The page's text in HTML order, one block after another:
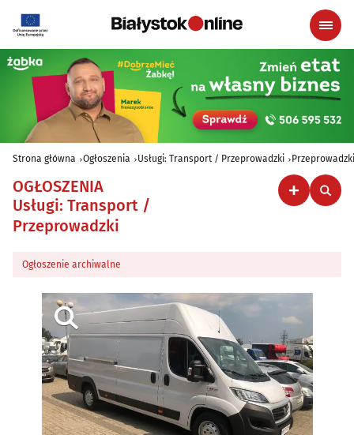
Strona główna Ogłoszenia Usługi: Transport / Przeprowadzki
OGŁOSZENIA
Usługi: Transport /
Przeprowadzki
Ogłoszenie archiwalne